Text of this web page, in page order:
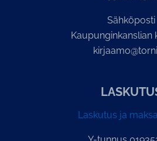
Sähköposti
Kaupunginkanslian
Laskutus ja